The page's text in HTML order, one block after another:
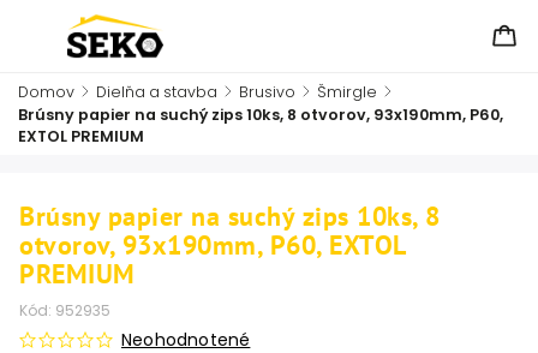
Domov / Dielňa a stavba / Brusivo / Šmirgle /
Brúsny papier na suchý zips 10ks, 8 otvorov, 93x190mm, P60,
EXTOL PREMIUM
Brúsny papier na suchý zips 10ks, 8
otvorov, 93x190mm, P60, EXTOL
PREMIUM
Kód: 952935
Neohodnotené